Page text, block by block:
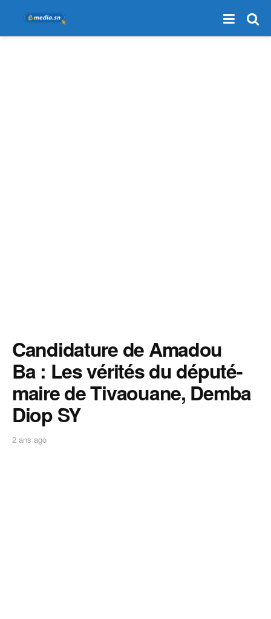
Candidature de Amadou
Ba : Les vérités du député-
maire de Tivaouane, Demba
Diop SY
2 ans ago